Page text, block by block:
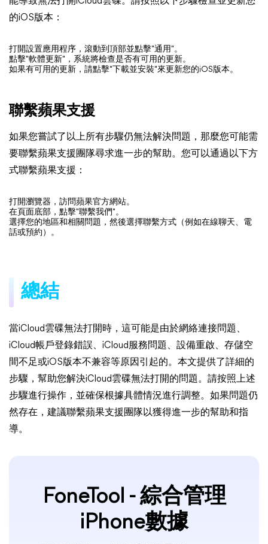
的iOS版本：
打開設置應用程序，滾動到頂部並點擊"通用"。
點擊"軟體更新"，系統將檢查是否有可用的更新。
如果有可用的更新，請點擊"下載並安裝"來更新您的iOS版本。
聯繫蘋果支援
如果您嘗試了以上所有步驟仍無法解決問題，那麼您可能需
要聯繫蘋果支援團隊尋求進一步的幫助。您可以通過以下方
式聯繫蘋果支援：
打開瀏覽器，訪問蘋果官方網站。
在頁面底部，點擊"聯繫我們"。
選擇您的地區和相關問題，然後選擇聯繫方式（例如在線聊天、電
話或預約）。
總結
當iCloud雲碟無法打開時，這可能是由於網絡連接問題、
iCloud帳戶登錄錯誤、iCloud服務問題、設備重啟、存儲空
間不足或iOS版本不兼容等原因引起的。本文提供了詳細的
步驟，幫助您解決iCloud雲碟無法打開的問題。請按照上述
步驟進行操作，並確保根據具體情況進行調整。如果問題仍
然存在，建議聯繫蘋果支援團隊以獲得進一步的幫助和指
導。
FoneTool - 綜合管理
iPhone數據